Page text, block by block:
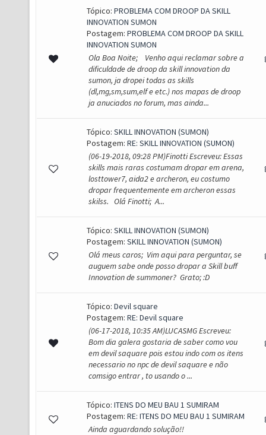
Tópico: PROBLEMA COM DROOP DA SKILL
INNOVATION SUMON
Postagem: PROBLEMA COM DROOP DA SKILL
INNOVATION SUMON
Ola Boa Noite; Venho aqui reclamar sobre a
dificuldade de droop da skill innovation da
sumon, ja dropei todas as skills
(dl,mg,sm,sum,elf e etc.) nos mapas de droop
ja anuciados no forum, mas ainda...
Tópico: SKILL INNOVATION (SUMON)
Postagem: RE: SKILL INNOVATION (SUMON)
(06-19-2018, 09:28 PM)Finotti Escreveu: Essas
skills mais raras costumam dropar em arena,
losttower7, aida2 e archeron, eu costumo
dropar frequentemente em archeron essas
skilss. Olá Finotti; A...
Tópico: SKILL INNOVATION (SUMON)
Postagem: SKILL INNOVATION (SUMON)
Olá meus caros; Vim aqui para perguntar, se
auguem sabe onde posso dropar a Skill buff
Innovation de summoner? Grato; :D
Tópico: Devil square
Postagem: RE: Devil square
(06-17-2018, 10:35 AM)LUCASMG Escreveu:
Bom dia galera gostaria de saber como vou
em devil saquare pois estou indo com os itens
necessario no npc de devil saquare e não
comsigo entrar , to usando o ...
Tópico: ITENS DO MEU BAU 1 SUMIRAM
Postagem: RE: ITENS DO MEU BAU 1 SUMIRAM
Ainda aguardando solução!!